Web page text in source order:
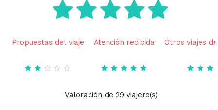
Propuestas del viaje Atención recibida Otros viajes
Valoración de 29 viajero(s)